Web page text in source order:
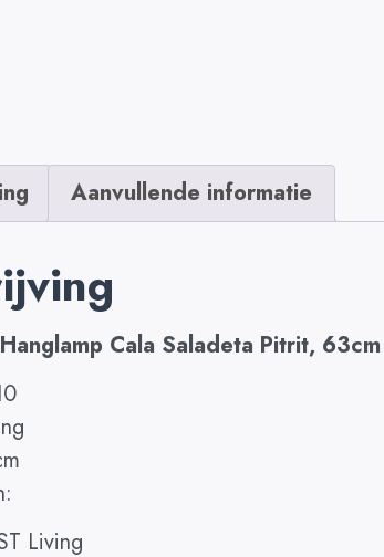
Aanvullende informatie
Cala Saladeta Pitrit, 63cm
Living